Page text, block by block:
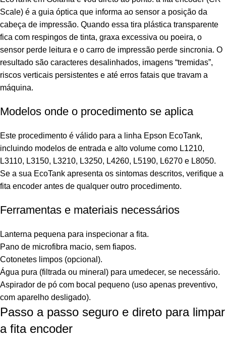
Scale) é a guia óptica que informa ao sensor a posição da
cabeça de impressão. Quando essa tira plástica transparente
fica com respingos de tinta, graxa excessiva ou poeira, o
sensor perde leitura e o carro de impressão perde sincronia. O
resultado são caracteres desalinhados, imagens “tremidas”,
riscos verticais persistentes e até erros fatais que travam a
máquina.
Modelos onde o procedimento se aplica
Este procedimento é válido para a linha Epson EcoTank,
incluindo modelos de entrada e alto volume como L1210,
L3110, L3150, L3210, L3250, L4260, L5190, L6270 e L8050.
Se a sua EcoTank apresenta os sintomas descritos, verifique a
fita encoder antes de qualquer outro procedimento.
Ferramentas e materiais necessários
Lanterna pequena para inspecionar a fita.
Pano de microfibra macio, sem fiapos.
Cotonetes limpos (opcional).
Água pura (filtrada ou mineral) para umedecer, se necessário.
Aspirador de pó com bocal pequeno (uso apenas preventivo,
com aparelho desligado).
Passo a passo seguro e direto para limpar
a fita encoder